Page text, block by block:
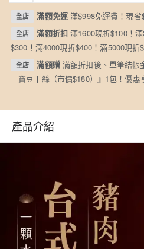
全店 滿額免運滿$998免運費！現省
全店 滿額折扣滿1600現折$100！
$300！滿4000現折$400！滿5000現折
全店 滿額贈 滿額折扣後、單筆結帳
三寶豆干絲（市價$180）』1包！優惠
產品介紹